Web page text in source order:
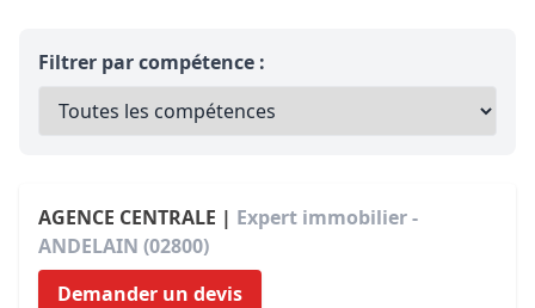
Filtrer par compétence :
AGENCE CENTRALE | Expert immobilier -
ANDELAIN (02800)
Demander un devis